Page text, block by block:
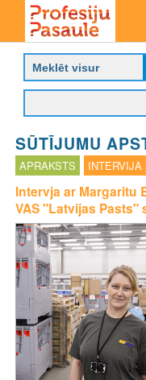
main
P
o
f
e
s
i
j
u
p
a
s
a
u
l
SŪTĪJUMU
APRAKSTS INTERVIJA
Intervja ar Margaritu
VAS "Latvijas